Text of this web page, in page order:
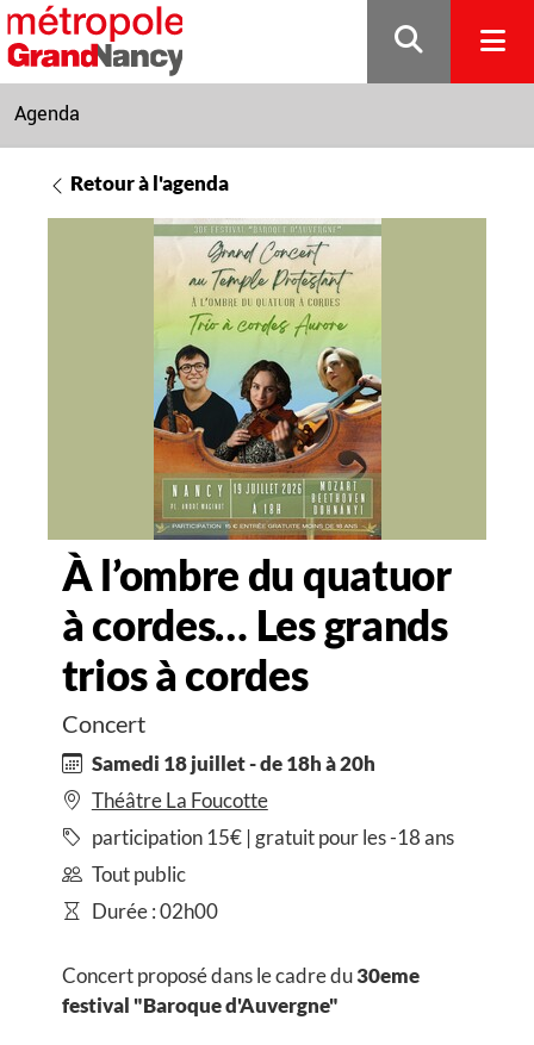
Gestion de vos préférences sur les cookies
Agenda
Retour à l'agenda
À l’ombre du quatuor
à cordes… Les grands
trios à cordes
Concert
Samedi 18 juillet - de 18h à 20h
Théâtre La Foucotte
participation 15€ | gratuit pour les -18 ans
Tout public
Durée : 02h00
Concert proposé dans le cadre du30eme
festival "Baroque d'Auvergne"